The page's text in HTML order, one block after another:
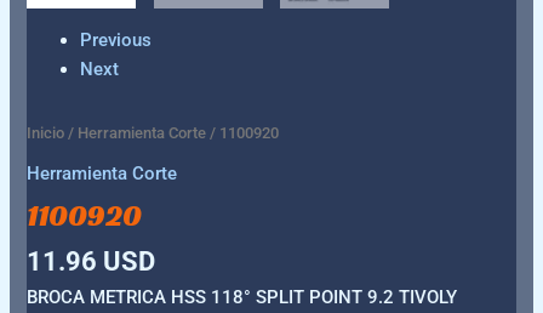
Previous
Next
Inicio / Herramienta Corte / 1100920
Herramienta Corte
1100920
11.96 USD
BROCA METRICA HSS 118° SPLIT POINT 9.2 TIVOLY